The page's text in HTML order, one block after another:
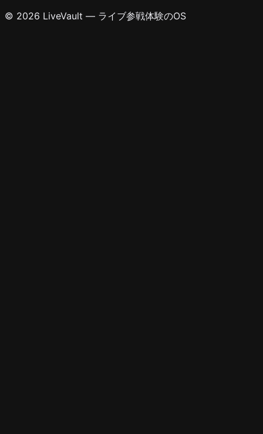
© 2026 LiveVault — ライブ参戦体験のOS